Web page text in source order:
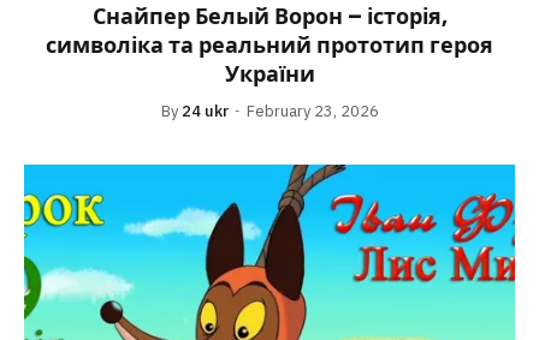
Снайпер Белый Ворон – історія,
символіка та реальний прототип героя
України
By 24 ukr February 23, 2026